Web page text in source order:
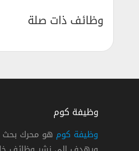
وظائف ذات صلة
وظيفة كوم
وظيفة كوم هو محرك بحث